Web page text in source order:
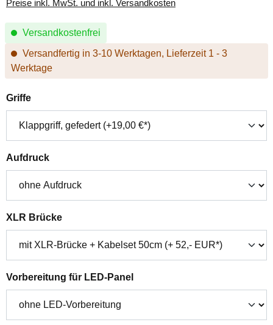
Preise inkl. MwSt. und inkl. Versandkosten
Versandkostenfrei
Versandfertig in 3-10 Werktagen, Lieferzeit 1 - 3
Werktage
Griffeauswählen
Aufdruckauswählen
XLR Brückeauswählen
Vorbereitung für LED-Panelauswählen